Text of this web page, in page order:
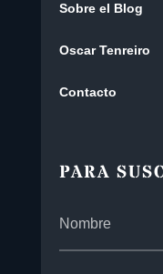
Sobre el Blog
Oscar Tenreiro
Contacto
PARA